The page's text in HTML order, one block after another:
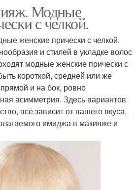
Модные
с челкой.
женские прически с челкой.
и стилей в укладке волос
модные женские прически с
короткой, средней или же
и на бок, ровно
асимметрия. Здесь вариантов
всё зависит от вашего вкуса,
имиджа в макияже и